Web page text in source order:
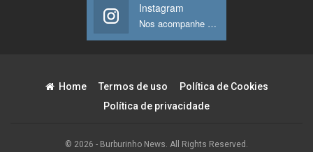
Instagram
Nos acompanhe no Instagram
Home Termos de uso
Política de Cookies
Política de privacidade
© 2026 - Burburinho News. All Rights Reserved.